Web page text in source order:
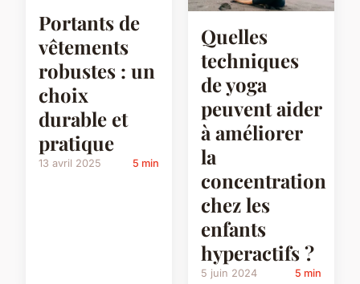
Portants de
vêtements
robustes : un
choix
durable et
pratique
13 avril 2025 5 min
Quelles
techniques
de yoga
peuvent aider
à améliorer
la
concentration
chez les
enfants
hyperactifs ?
5 juin 2024 5 min